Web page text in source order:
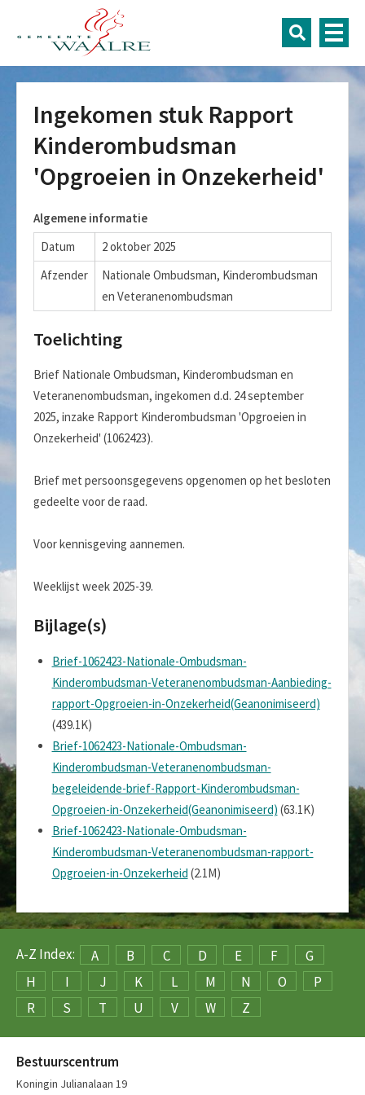
Ingekomen stuk Rapport
Kinderombudsman
'Opgroeien in Onzekerheid'
Algemene informatie
Datum
2 oktober 2025
Afzender
Nationale Ombudsman, Kinderombudsman
en Veteranenombudsman
Toelichting
Brief Nationale Ombudsman, Kinderombudsman en
Veteranenombudsman, ingekomen d.d. 24 september
2025, inzake Rapport Kinderombudsman 'Opgroeien in
Onzekerheid' (1062423).
Brief met persoonsgegevens opgenomen op het besloten
gedeelte voor de raad.
Voor kennisgeving aannemen.
Weeklijst week 2025-39.
Bijlage(s)
Brief-1062423-Nationale-Ombudsman-
Kinderombudsman-Veteranenombudsman-Aanbieding-
rapport-Opgroeien-in-Onzekerheid(Geanonimiseerd)
(439.1K)
Brief-1062423-Nationale-Ombudsman-
Kinderombudsman-Veteranenombudsman-
begeleidende-brief-Rapport-Kinderombudsman-
Opgroeien-in-Onzekerheid(Geanonimiseerd) (63.1K)
Brief-1062423-Nationale-Ombudsman-
Kinderombudsman-Veteranenombudsman-rapport-
Opgroeien-in-Onzekerheid (2.1M)
A-Z Index: A B C D E F
G
H
I J K L M N O
P
R
S T U V W Z
Bestuurscentrum
Koningin Julianalaan 19